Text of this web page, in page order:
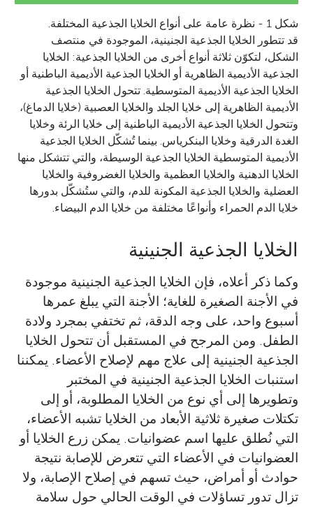
شكل 1 - نظرة عامة على أنواع الخلايا الجذعية المختلفة.
قد تتطور الخلايا الجذعية الجنينية، الموجودة في منتصف
الشكل، لتكوّن ثلاثة أنواع أخرى من الخلايا الجذعية: الخلايا
الجذعية الأديمية الظاهرية أو الخلايا الجذعية الأديمية الباطنية أو
الخلايا الجذعية الأديمية المتوسطية. تتحول الخلايا الجذعية
الأديمية الظاهرية إلى خلايا الجلد والخلايا العصبية (خلايا الدماغ)،
وتتحول الخلايا الجذعية الأديمية الباطنية إلى خلايا الرئة وخلايا
الغدة الدرقية وخلايا البنكرياس. بينما تُشكّل الخلايا الجذعية
الأديمية المتوسطية الخلايا الجذعية الوسيطة، والتي تتشكل منها
الخلايا الدهنية والخلايا العظمية والخلايا الغضروفية والخلايا
العضلية والخلايا الجذعية المكونة للدم، والتي ستُشكّل بدورها
خلايا الدم الحمراء وأنواعًا مختلفة من خلايا الدم البيضاء.
الخلايا الجذعية الجنينية
وكما ذكر أعلاه، فإن الخلايا الجذعية الجنينية موجودة
في الأجنة الصغيرة للغاية؛ الأجنة التي يبلغ عمرها
أسبوع واحد، على وجه الدقة، ثم تختفي بمجرد ولادة
الطفل. ومن المرجح في المستقبل أن تتحول الخلايا
الجذعية الجنينية إلى علاج مهم لإصلاح الأعضاء. يمكننا
استنبات الخلايا الجذعية الجنينية في المختبر
وتطويرها إلى أي نوع من الخلايا المطلوبة، أو إلى
تكتلات صغيرة ثلاثية الأبعاد من الخلايا تشبه الأعضاء،
التي نُطلق عليها اسم عضوانيات. يمكن زرع الخلايا أو
العضوانيات في الأعضاء التي تتعرض للإصابة نتيجة
حوادث أو أمراض، حيث تسهم في إصلاح الإصابة، ولا
تزال تدور تساؤلات في الوقت الحالي حول سلامة